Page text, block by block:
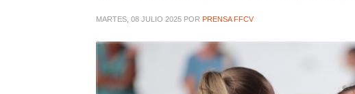
MARTES, 08 JULIO 2025 POR PRENSA FFCV